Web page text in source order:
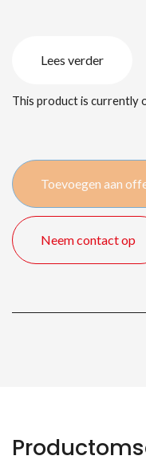
Lees verder
This product is currently
Toevoegen aan
Neem contact op